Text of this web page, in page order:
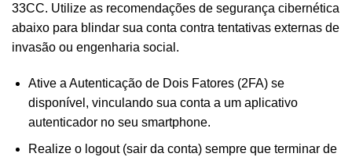
33CC. Utilize as recomendações de segurança cibernética
abaixo para blindar sua conta contra tentativas externas de
invasão ou engenharia social.
Ative a Autenticação de Dois Fatores (2FA) se
disponível, vinculando sua conta a um aplicativo
autenticador no seu smartphone.
Realize o logout (sair da conta) sempre que terminar de